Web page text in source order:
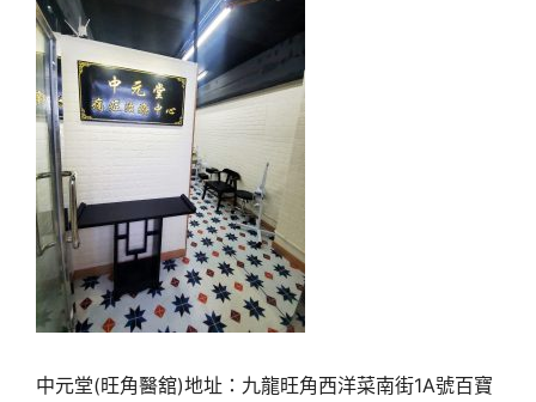
中元堂(旺角醫舘)地址：九龍旺角西洋菜南街1A號百寶